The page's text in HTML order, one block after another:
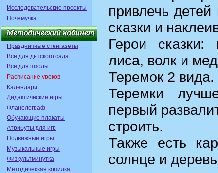
Исследовательские проекты
Почемучка
Праздничные стенгазеты
Всё для детского сада
Всё для школы
Расписание уроков
Календари
Дидактические игры
Фланелеграф
Обучающие плакаты
Атрибуты для игр
Подвижные игры
Музыкальные игры
Физкультминутка
Методическая копилка
привлечь
сказки и
Герои
лиса, волк и
Теремок 2 вида.
Теремки
первый
строить.
Также есть
солнце и